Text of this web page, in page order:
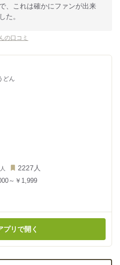
、これは確かにファンが出来
た。
の口コミ
どん
人 2227人
～￥1,999
プリで開く